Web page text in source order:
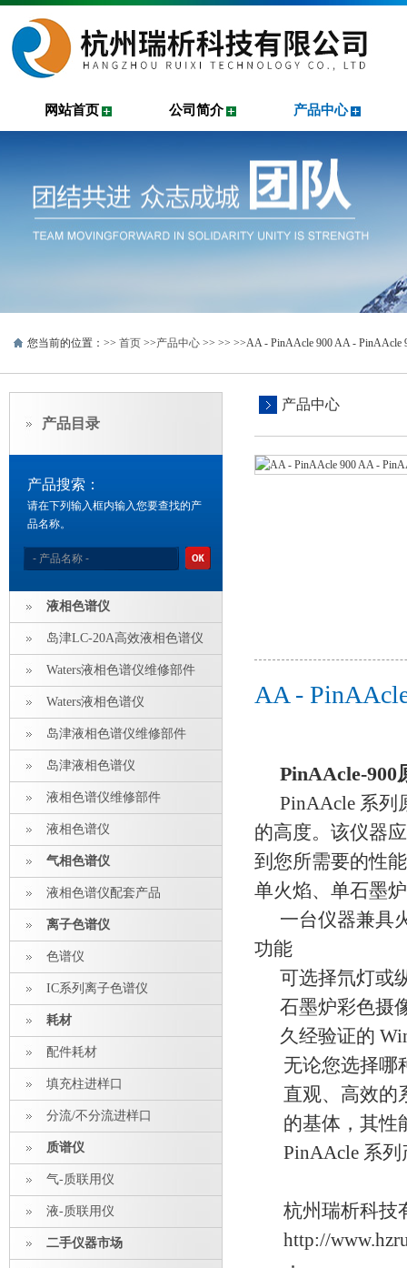
网站首页 公司简介 产品中心
您当前的位置：>> 首页 >>产品中心 >> >> >>AA - PinAAcle 900 AA - PinAAcle
产品目录
产品搜索：
请在下列输入框内输入您要查找的产
品名称。
液相色谱仪
岛津LC-20A高效液相色谱仪
Waters液相色谱仪维修部件
Waters液相色谱仪
岛津液相色谱仪维修部件
岛津液相色谱仪
液相色谱仪维修部件
液相色谱仪
气相色谱仪
液相色谱仪配套产品
离子色谱仪
色谱仪
IC系列离子色谱仪
耗材
配件耗材
填充柱进样口
分流/不分流进样口
质谱仪
气-质联用仪
液-质联用仪
二手仪器市场
产品中心
AA -
PinAAcle-900
PinAAcle 系列
的高度。该仪器
到您所需要的性
单火焰、单石墨
一台仪器兼具
功能
可选择氘灯或
石墨炉彩色摄
久经验证的
无论您选择哪
直观、高效的
的基体，其性
PinAAcle 系列
杭州瑞析科技
http://